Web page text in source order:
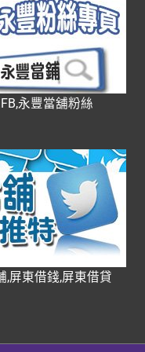
永豐當舖粉絲
,屏東借錢,屏東借貸